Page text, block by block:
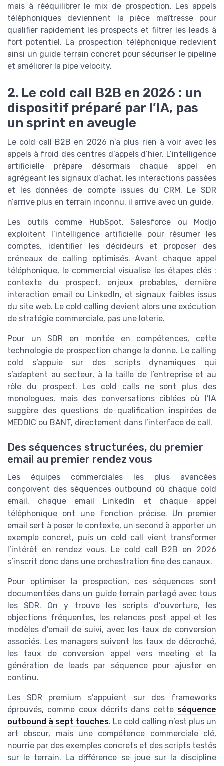
mais à rééquilibrer le mix de prospection. Les appels
téléphoniques deviennent la pièce maîtresse pour
qualifier rapidement les prospects et filtrer les leads à
fort potentiel. La prospection téléphonique redevient
ainsi un guide terrain concret pour sécuriser le pipeline
et améliorer la pipe velocity.
2. Le cold call B2B en 2026 : un
dispositif préparé par l’IA, pas
un sprint en aveugle
Le cold call B2B en 2026 n’a plus rien à voir avec les
appels à froid des centres d’appels d’hier. L’intelligence
artificielle prépare désormais chaque appel en
agrégeant les signaux d’achat, les interactions passées
et les données de compte issues du CRM. Le SDR
n’arrive plus en terrain inconnu, il arrive avec un guide.
Les outils comme HubSpot, Salesforce ou Modjo
exploitent l’intelligence artificielle pour résumer les
comptes, identifier les décideurs et proposer des
créneaux de calling optimisés. Avant chaque appel
téléphonique, le commercial visualise les étapes clés :
contexte du prospect, enjeux probables, dernière
interaction email ou LinkedIn, et signaux faibles issus
du site web. Le cold calling devient alors une exécution
de stratégie commerciale, pas une loterie.
Pour un SDR en montée en compétences, cette
technologie de prospection change la donne. Le calling
cold s’appuie sur des scripts dynamiques qui
s’adaptent au secteur, à la taille de l’entreprise et au
rôle du prospect. Les cold calls ne sont plus des
monologues, mais des conversations ciblées où l’IA
suggère des questions de qualification inspirées de
MEDDIC ou BANT, directement dans l’interface de call.
Des séquences structurées, du premier
email au premier rendez vous
Les équipes commerciales les plus avancées
conçoivent des séquences outbound où chaque cold
email, chaque email LinkedIn et chaque appel
téléphonique ont une fonction précise. Un premier
email sert à poser le contexte, un second à apporter un
exemple concret, puis un cold call vient transformer
l’intérêt en rendez vous. Le cold call B2B en 2026
s’inscrit donc dans une orchestration fine des canaux.
Pour optimiser la prospection, ces séquences sont
documentées dans un guide terrain partagé avec tous
les SDR. On y trouve les scripts d’ouverture, les
objections fréquentes, les relances post appel et les
modèles d’email de suivi, avec les taux de conversion
associés. Les managers suivent les taux de décroché,
les taux de conversion appel vers meeting et la
génération de leads par séquence pour ajuster en
continu.
Les SDR premium s’appuient sur des frameworks
éprouvés, comme ceux décrits dans cette séquence
outbound à sept touches. Le cold calling n’est plus un
art obscur, mais une compétence commerciale clé,
nourrie par des exemples concrets et des scripts testés
sur le terrain. La différence se joue sur la discipline